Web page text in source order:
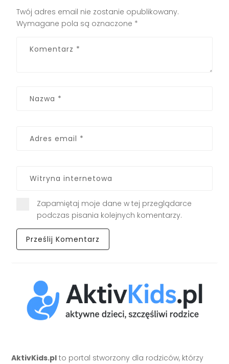
Twój adres email nie zostanie opublikowany.
Wymagane pola są oznaczone *
Zapamiętaj moje dane w tej przeglądarce
podczas pisania kolejnych komentarzy.
AktivKids.pl to portal stworzony dla rodziców, którzy